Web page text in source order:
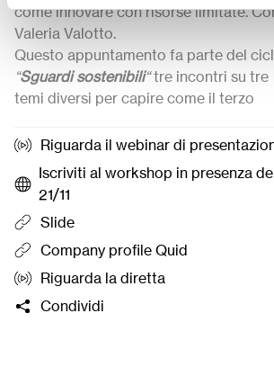
come innovare con risorse limitate.
Valeria Valotto.
Questo appuntamento fa parte del
“Sguardi sostenibili“tre incontri su tre
temi diversi per capire come il terzo
costruiscono un futuro sostenibile.
Webinaronline di presentazione del
workshop:
14 Novembre
ore 11:00
(senza registrazione)
➜ Workshop
ore 14:30a Trento, quartiere Le Albere
(su registrazione).
Riguarda il webinar di
Iscriviti al workshop in presenza
21/11
Slide
Company profile Quid
Riguarda la diretta
Condividi